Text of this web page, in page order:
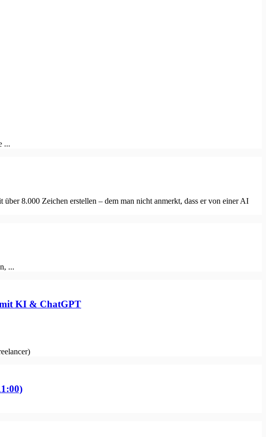
...
8.000 Zeichen erstellen – dem man nicht anmerkt, dass er von einer AI
...
mit KI & ChatGPT